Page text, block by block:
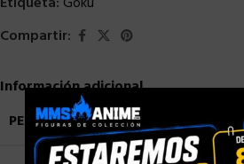
Compartir:
Información adicional
PESO